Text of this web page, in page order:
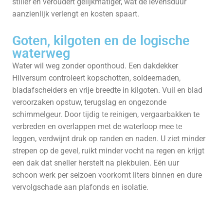
aanzienlijk verlengt en kosten spaart.
Goten, kilgoten en de logische
waterweg
Water wil weg zonder oponthoud. Een dakdekker
Hilversum controleert kopschotten, soldeernaden,
bladafscheiders en vrije breedte in kilgoten. Vuil en blad
veroorzaken opstuw, terugslag en ongezonde
schimmelgeur. Door tijdig te reinigen, vergaarbakken te
verbreden en overlappen met de waterloop mee te
leggen, verdwijnt druk op randen en naden. U ziet minder
strepen op de gevel, ruikt minder vocht na regen en krijgt
een dak dat sneller herstelt na piekbuien. Eén uur
schoon werk per seizoen voorkomt liters binnen en dure
vervolgschade aan plafonds en isolatie.